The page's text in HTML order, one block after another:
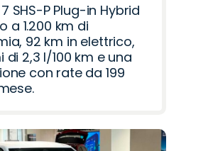
SHS-P Plug-in Hybrid
a 1.200 km di
92 km in elettrico,
di 2,3 l/100 km e una
con rate da 199